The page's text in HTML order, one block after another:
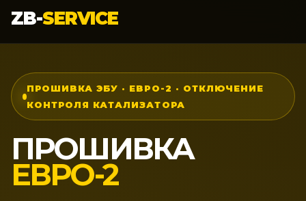
ZB-SERVICE
ПРОШИВКА ЭБУ · ЕВРО-2 · ОТКЛЮЧЕНИЕ
КОНТРОЛЯ КАТАЛИЗАТОРА
ПРОШИВКА
ЕВРО-2